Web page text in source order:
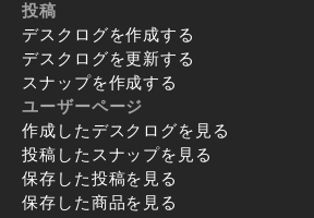
投稿
デスクログを作成する
デスクログを更新する
スナップを作成する
ユーザーページ
作成したデスクログを見る
投稿したスナップを見る
保存した投稿を見る
保存した商品を見る